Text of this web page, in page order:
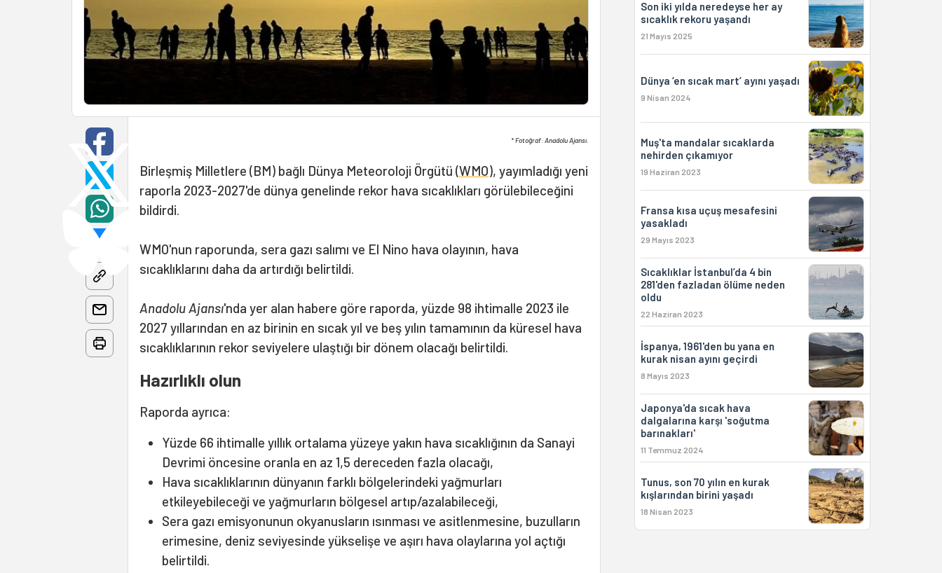
* Fotoğraf: Anadolu Ajansı.
Birleşmiş Milletlere (BM) bağlı Dünya Meteoroloji Örgütü (WMO), yayımladığı yeni
raporla 2023-2027'de dünya genelinde rekor hava sıcaklıkları görülebileceğini
bildirdi.
WMO'nun raporunda, sera gazı salımı ve El Nino hava olayının, hava
sıcaklıklarını daha da artırdığı belirtildi.
Anadolu Ajansı'nda yer alan habere göre raporda, yüzde 98 ihtimalle 2023 ile
2027 yıllarından en az birinin en sıcak yıl ve beş yılın tamamının da küresel hava
sıcaklıklarının rekor seviyelere ulaştığı bir dönem olacağı belirtildi.
Hazırlıklı olun
Raporda ayrıca:
Yüzde 66 ihtimalle yıllık ortalama yüzeye yakın hava sıcaklığının da Sanayi
Devrimi öncesine oranla en az 1,5 dereceden fazla olacağı,
Hava sıcaklıklarının dünyanın farklı bölgelerindeki yağmurları
etkileyebileceği ve yağmurların bölgesel artıp/azalabileceği,
Sera gazı emisyonunun okyanusların ısınması ve asitlenmesine, buzulların
erimesine, deniz seviyesinde yükselişe ve aşırı hava olaylarına yol açtığı
belirtildi.
Son iki yılda neredeyse her ay
sıcaklık rekoru yaşandı
21 Mayıs 2025
Dünya ‘en sıcak mart’ ayını yaşadı
9 Nisan 2024
Muş'ta mandalar sıcaklarda
nehirden çıkamıyor
19 Haziran 2023
Fransa kısa uçuş mesafesini
yasakladı
29 Mayıs 2023
Sıcaklıklar İstanbul’da 4 bin
281'den fazladan ölüme neden
oldu
22 Haziran 2023
İspanya, 1961'den bu yana en
kurak nisan ayını geçirdi
8 Mayıs 2023
Japonya'da sıcak hava
dalgalarına karşı 'soğutma
barınakları'
11 Temmuz 2024
Tunus, son 70 yılın en kurak
kışlarından birini yaşadı
18 Nisan 2023